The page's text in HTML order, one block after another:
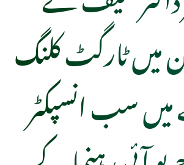
میں ٹارگٹ کلنگ
میں سب انسپکٹر